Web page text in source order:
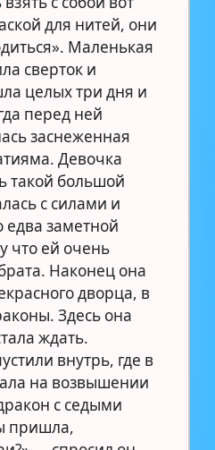
для нитей, они
Маленькая
сверток и
целых три дня и
перед ней
заснеженная
Девочка
такой большой
с силами и
заметной
что ей очень
Наконец она
дворца, в
Здесь она
ждать.
внутрь, где в
на возвышении
с седыми
пришла,